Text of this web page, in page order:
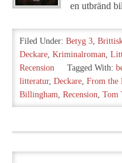
en utbränd
Filed Under: Betyg 3,
Deckare, Kriminalroman,
Recension
Tagged With:
litteratur, Deckare, From the
Billingham, Recension, Tom